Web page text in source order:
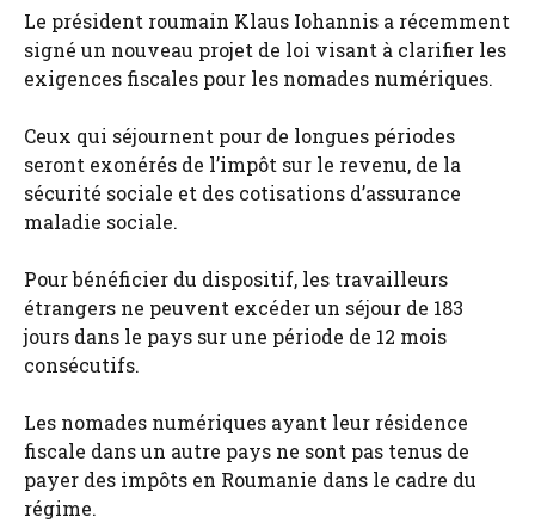
Le président roumain Klaus Iohannis a récemment
signé un nouveau projet de loi visant à clarifier les
exigences fiscales pour les nomades numériques.
Ceux qui séjournent pour de longues périodes
seront exonérés de l’impôt sur le revenu, de la
sécurité sociale et des cotisations d’assurance
maladie sociale.
Pour bénéficier du dispositif, les travailleurs
étrangers ne peuvent excéder un séjour de 183
jours dans le pays sur une période de 12 mois
consécutifs.
Les nomades numériques ayant leur résidence
fiscale dans un autre pays ne sont pas tenus de
payer des impôts en Roumanie dans le cadre du
régime.